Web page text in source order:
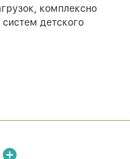
комплексно
детского